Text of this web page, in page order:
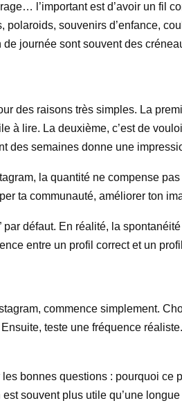
l’important est d’avoir un fil
polaroids, souvenirs d’enfance,
journée sont souvent des
des raisons très simples. La
à lire. La deuxième, c’est de
des semaines donne une
la quantité ne compense
ta communauté, améliorer ton
par défaut. En réalité, la
entre un profil correct et un
commence simplement.
teste une fréquence
bonnes questions : pourquoi ce
souvent plus utile qu’une